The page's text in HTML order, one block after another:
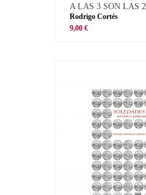
A LAS 3 SON LAS 2
Rodrigo Cortés
9,00 €